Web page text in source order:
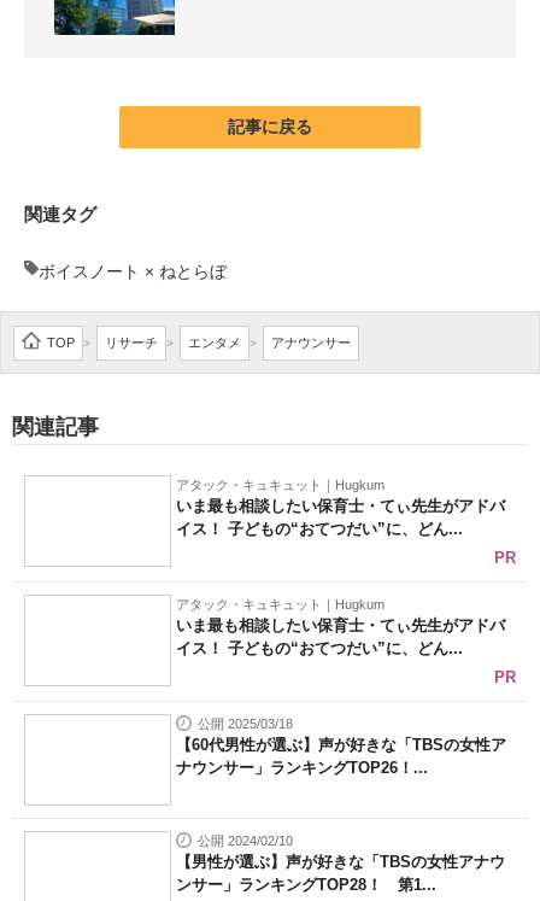
ITエンジニア向け専門サイト
IT製品の技術・比較・事例
モノづくり技術者専門サイト
エレクトロニクス専門サイト
電子設計の基本と応用
エネルギーの専門メディア
建設×テクノロジーの最前線
ちょっと気になるネットの話題
記事に戻る
関連タグ
ボイスノート × ねとらぼ
TOP > リサーチ > エンタメ > アナウンサー
関連記事
アタック・キュキュット｜Hugkum
いま最も相談したい保育士・てぃ先生がアドバ
イス！ 子どもの“おてつだい”に、どん...
PR
アタック・キュキュット｜Hugkum
いま最も相談したい保育士・てぃ先生がアドバ
イス！ 子どもの“おてつだい”に、どん...
PR
公開 2025/03/18
【60代男性が選ぶ】声が好きな「TBSの女性ア
ナウンサー」ランキングTOP26！...
公開 2024/02/10
【男性が選ぶ】声が好きな「TBSの女性アナウ
ンサー」ランキングTOP28！ 第1...